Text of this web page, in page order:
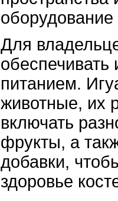
Для
питанием.
животные, их
включать
фрукты, а
добавки,
здоровье